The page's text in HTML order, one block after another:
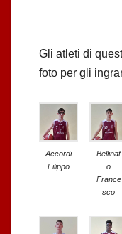
Gli atleti di
foto per gli
Accordi
Filippo
Bellinat
o
France
sco